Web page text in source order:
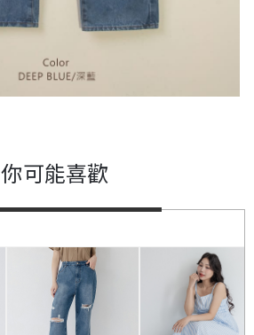
你可能喜歡